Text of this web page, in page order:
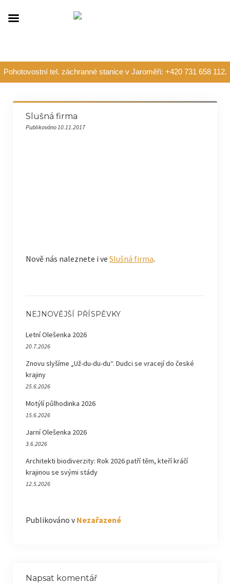
Pohotovostní tel. záchranné stanice v Jaroměři: +420 731 658 112.
Slušná firma
Publikováno 10.11.2017
Nově nás naleznete i ve Slušná firma.
NEJNOVĚJŠÍ PŘÍSPĚVKY
Letní Olešenka 2026
20.7.2026
Znovu slyšíme „Už-du-du-du“. Dudci se vracejí do české
krajiny
25.6.2026
Motýlí půlhodinka 2026
15.6.2026
Jarní Olešenka 2026
3.6.2026
Architekti biodiverzity: Rok 2026 patří těm, kteří kráčí
krajinou se svými stády
12.5.2026
Publikováno v Nezařazené
Napsat komentář